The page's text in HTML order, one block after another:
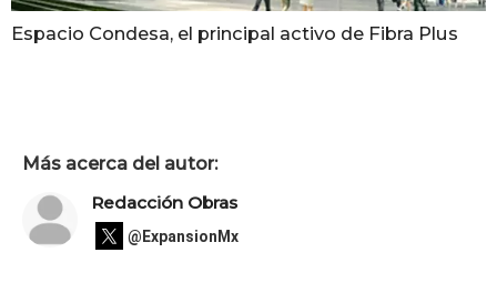
Espacio Condesa, el principal activo de Fibra Plus
Más acerca del autor:
Redacción Obras
@ExpansionMx